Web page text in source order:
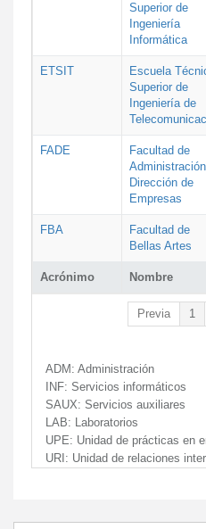
Acrónimo Nombre
Superior de
Ingeniería
Informática
ETSIT
Escuela
Superior de
Ingeniería de
FADE
Facultad de
Dirección de
Empresas
FBA
Facultad de
Bellas Artes
Previa 1
ADM: Administración
INF: Servicios informáticos
SAUX: Servicios auxiliares
LAB: Laboratorios
UPE: Unidad de prácticas en
URI: Unidad de relaciones